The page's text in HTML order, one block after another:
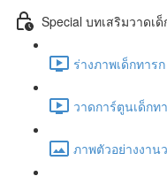
Special บทเสริมวาดเ
ร่างภาพเด็กทาร
วาดการ์ตูนเด็กท
ภาพตัวอย่างงาน